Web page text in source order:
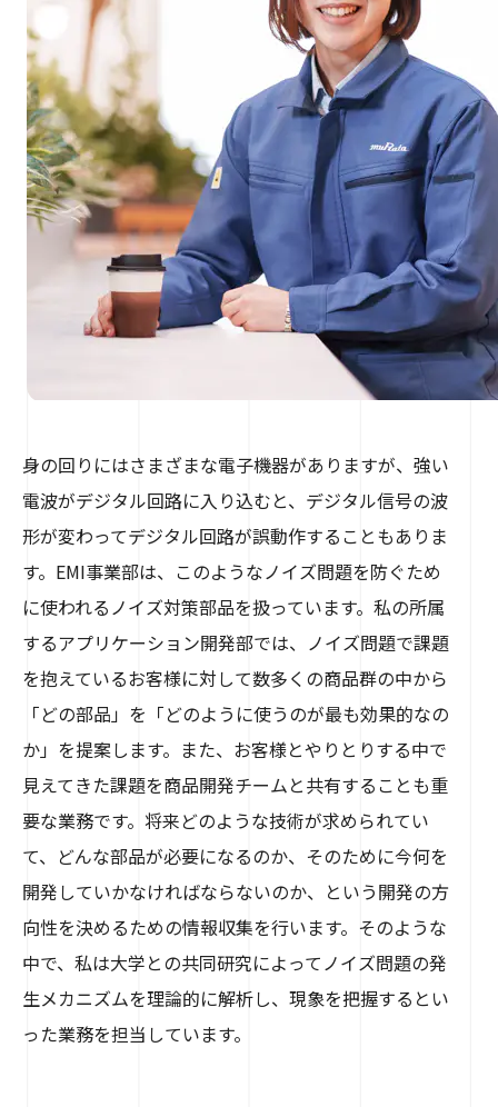
身の回りにはさまざまな電子機器がありますが、強い
電波がデジタル回路に入り込むと、デジタル信号の波
形が変わってデジタル回路が誤動作することもありま
す。EMI事業部は、このようなノイズ問題を防ぐため
に使われるノイズ対策部品を扱っています。私の所属
するアプリケーション開発部では、ノイズ問題で課題
を抱えているお客様に対して数多くの商品群の中から
「どの部品」を「どのように使うのが最も効果的なの
か」を提案します。また、お客様とやりとりする中で
見えてきた課題を商品開発チームと共有することも重
要な業務です。将来どのような技術が求められてい
て、どんな部品が必要になるのか、そのために今何を
開発していかなければならないのか、という開発の方
向性を決めるための情報収集を行います。そのような
中で、私は大学との共同研究によってノイズ問題の発
生メカニズムを理論的に解析し、現象を把握するとい
った業務を担当しています。